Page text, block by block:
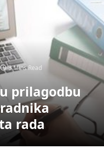
3 Mins Read
prilagodbu
rada